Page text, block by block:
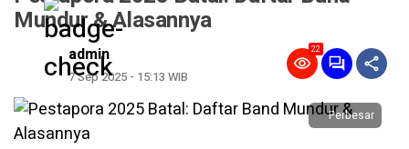
Mundur & Alasannya
admin
7 Sep 2025 - 15:13 WIB
22
Perbesar